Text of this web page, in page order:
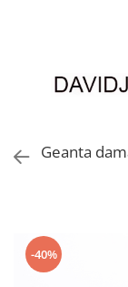
Accesorii
Genti din piele
Incaltaminte
Cizme si botine
Geanta
-40%